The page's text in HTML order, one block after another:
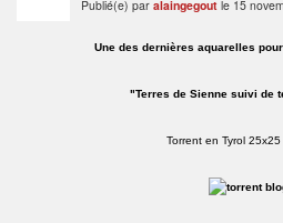
Publié(e) par alaingegout le 15
Une des dernières aquarelles
"Terres de Sienne suivi de
Torrent en Tyrol